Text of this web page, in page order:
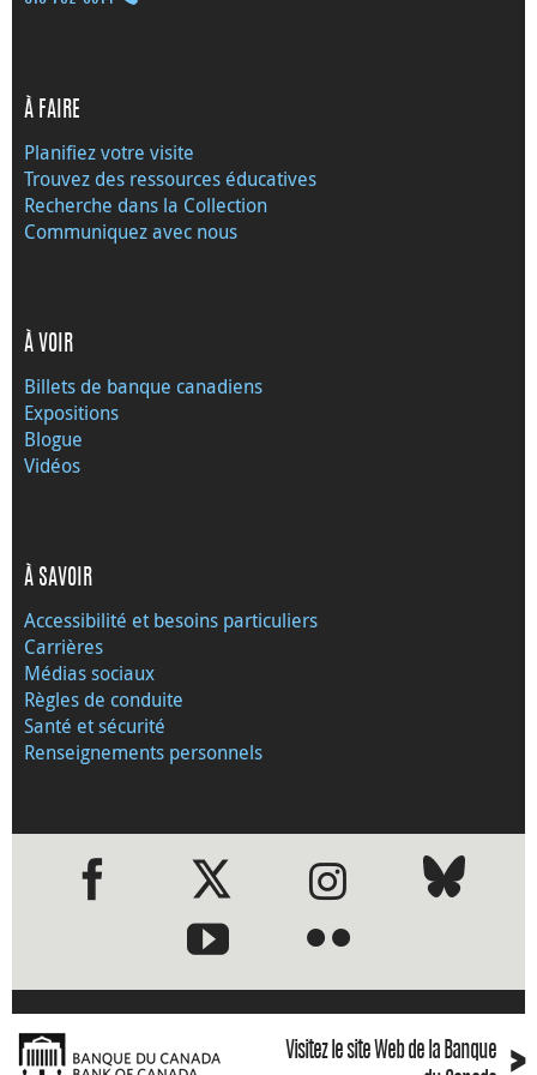
À FAIRE
Planifiez votre visite
Trouvez des ressources éducatives
Recherche dans la Collection
Communiquez avec nous
À VOIR
Billets de banque canadiens
Expositions
Blogue
Vidéos
À SAVOIR
Accessibilité et besoins particuliers
Carrières
Médias sociaux
Règles de conduite
Santé et sécurité
Renseignements personnels
●●
Visitez le site Web de la Banque